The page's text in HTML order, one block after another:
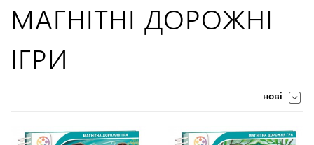
МАГНІТНІ ДОРОЖНІ
ІГРИ
нові